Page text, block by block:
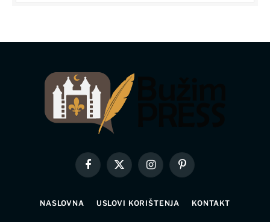
Facebook
X
(Twitter)
InstagramPinterest
NASLOVNA USLOVI KORIŠTENJA KONTAKT